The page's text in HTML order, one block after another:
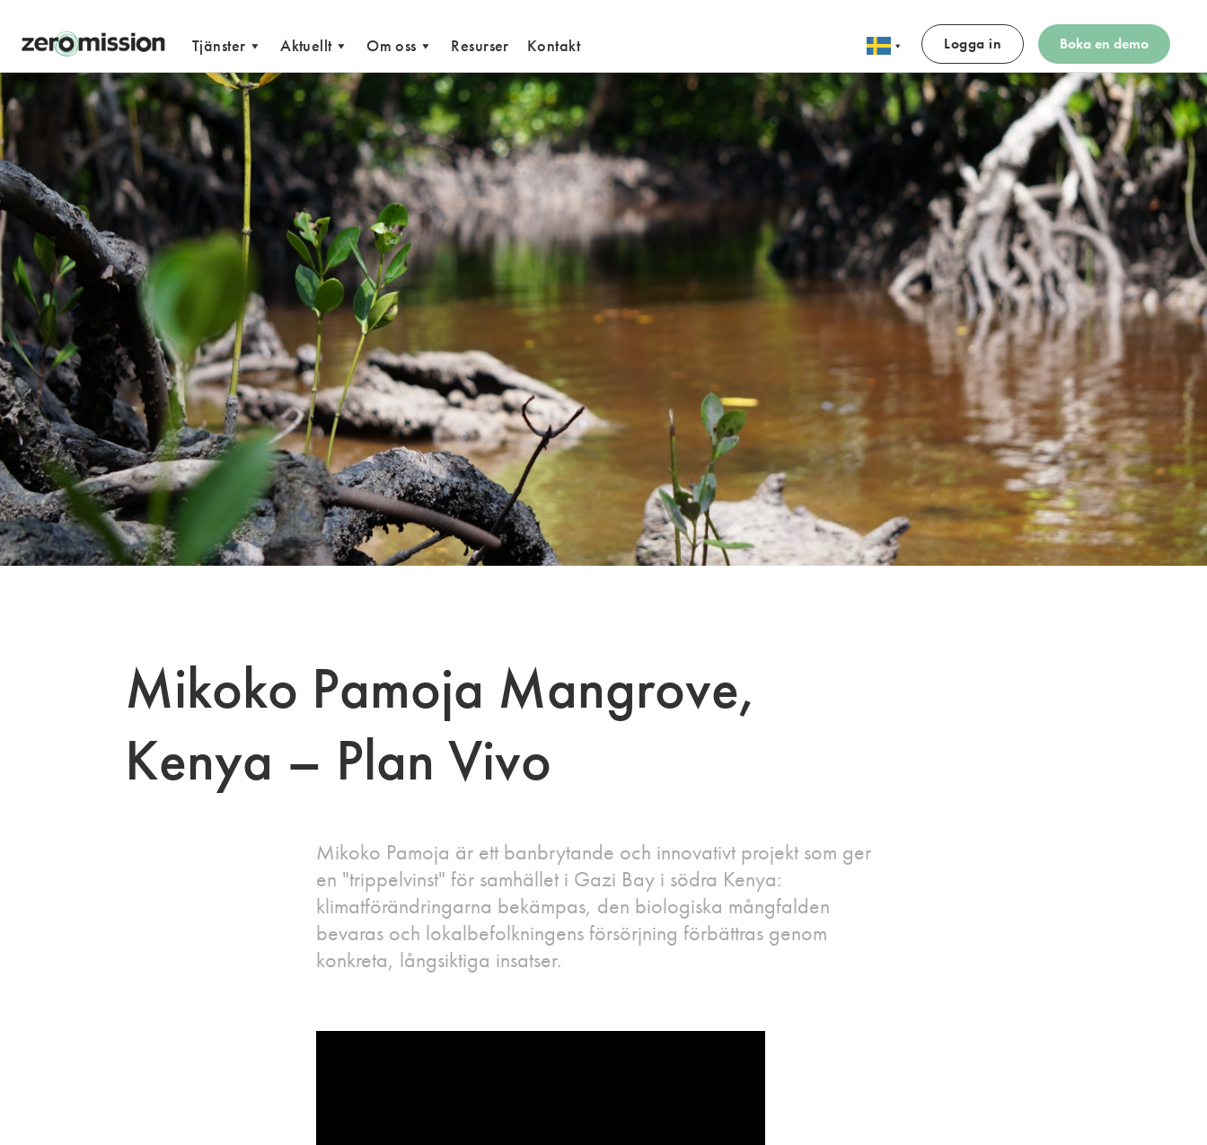
Zeromission Tjänster Aktuellt Om oss Resurser Kontakt Logga in Boka en demo
Mikoko Pamoja Mangrove,
Kenya – Plan Vivo
Mikoko Pamoja är ett banbrytande och innovativt projekt som ger
en "trippelvinst" för samhället i Gazi Bay i södra Kenya:
klimatförändringarna bekämpas, den biologiska mångfalden
bevaras och lokalbefolkningens försörjning förbättras genom
konkreta, långsiktiga insatser.